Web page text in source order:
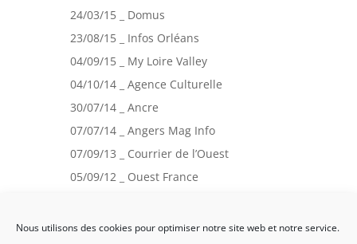
Nous utilisons des cookies pour optimiser notre site web et notre service.
24/03/15 _ Domus
23/08/15 _ Infos Orléans
04/09/15 _ My Loire Valley
04/10/14 _ Agence Culturelle
30/07/14 _ Ancre
07/07/14 _ Angers Mag Info
07/09/13 _ Courrier de l’Ouest
05/09/12 _ Ouest France